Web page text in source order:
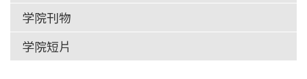
学院刊物
学院短片